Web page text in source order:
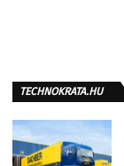
TECHNOKRATA.HU